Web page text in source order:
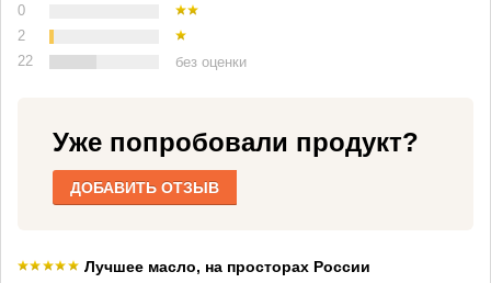
0
2
22
без оценки
Уже попробовали продукт?
ДОБАВИТЬ ОТЗЫВ
Лучшее масло, на просторах России